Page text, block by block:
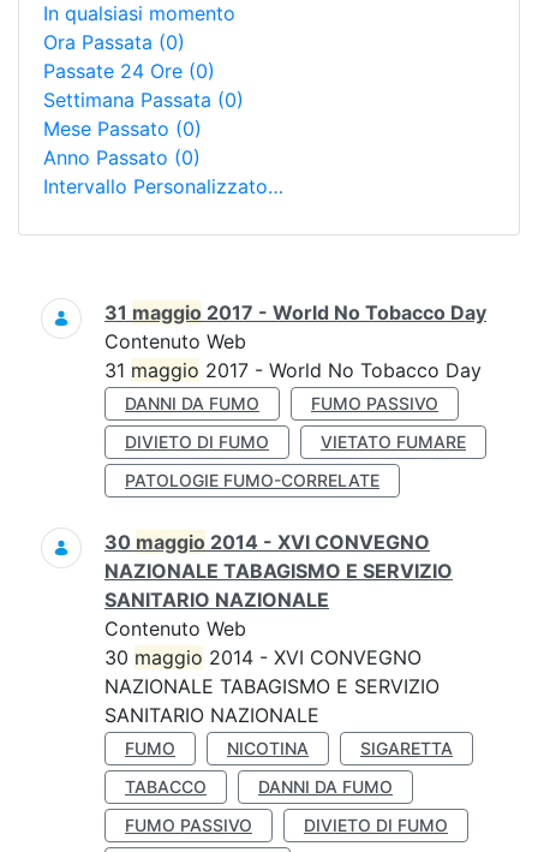
In qualsiasi momento
Ora Passata (0)
Passate 24 Ore (0)
Settimana Passata (0)
Mese Passato (0)
Anno Passato (0)
Intervallo Personalizzato…
Ricerca
31 maggio 2017 - World No Tobacco Day
Contenuto Web
31 maggio 2017 - World No Tobacco Day
DANNI DA FUMO
FUMO PASSIVO
DIVIETO DI FUMO
VIETATO FUMARE
PATOLOGIE FUMO-CORRELATE
30 maggio 2014 - XVI CONVEGNO
NAZIONALE TABAGISMO E SERVIZIO
SANITARIO NAZIONALE
Contenuto Web
30 maggio 2014 - XVI CONVEGNO
NAZIONALE TABAGISMO E SERVIZIO
SANITARIO NAZIONALE
FUMO NICOTINA
SIGARETTA
TABACCO
DANNI DA FUMO
FUMO PASSIVO
DIVIETO DI FUMO